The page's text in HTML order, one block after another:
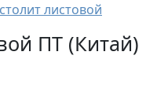
листовой
ПТ (Китай)